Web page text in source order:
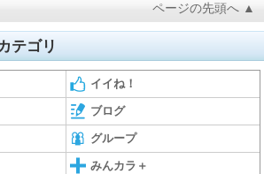
ページの先頭へ ▲
テゴリ
イイね！
ブログ
グループ
みんカラ＋